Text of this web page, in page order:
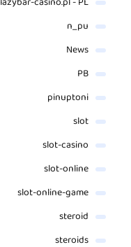
n_pu
News
PB
pinuptoni
slot
slot-casino
slot-online
slot-online-game
steroid
steroids